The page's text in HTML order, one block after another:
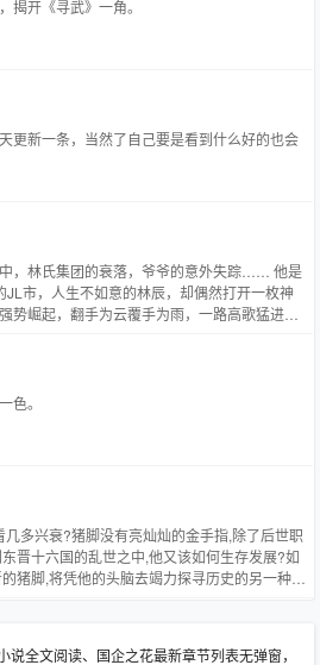
揭开《寻武》一角。
更新一条，当然了自己要是看到什么好的也会
，林氏集团的衰落，爷爷的意外失踪…… 他是
市，人生不如意的林辰，却偶然打开一枚神
势崛起，翻手为云覆手为雨，一路高歌猛进，
￣ ps(每天不出意外保底两更，第一更是中午
。不定时会有万字爆发
色。
多兴衰?猪脚没有亮灿灿的金手指,除了后世职
晋十六国的乱世之中,他又该如何生存发展?如
猪脚,将凭他的头脑去竭力探寻历史的另一种可
全文阅读、国企之花最新章节列表无弹窗，